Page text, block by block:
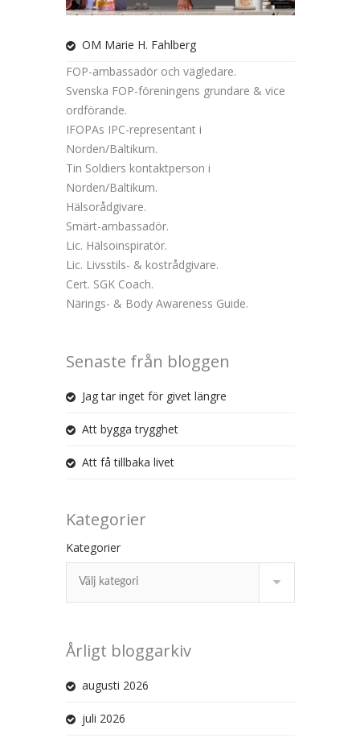
OM Marie H. Fahlberg
FOP-ambassadör och vägledare.
Svenska FOP-föreningens grundare & vice
ordförande.
IFOPAs IPC-representant i
Norden/Baltikum.
Tin Soldiers kontaktperson i
Norden/Baltikum.
Hälsorådgivare.
Smärt-ambassadör.
Lic. Hälsoinspiratör.
Lic. Livsstils- & kostrådgivare.
Cert. SGK Coach.
Närings- & Body Awareness Guide.
Senaste från bloggen
Jag tar inget för givet längre
Att bygga trygghet
Att få tillbaka livet
Kategorier
Kategorier
Årligt bloggarkiv
augusti 2026
juli 2026